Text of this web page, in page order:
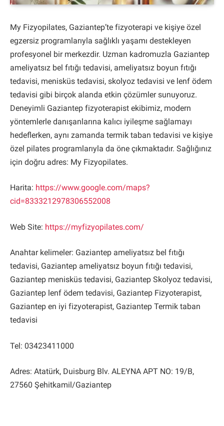
My Fizyopilates, Gaziantep’te fizyoterapi ve kişiye özel
egzersiz programlarıyla sağlıklı yaşamı destekleyen
profesyonel bir merkezdir. Uzman kadromuzla Gaziantep
ameliyatsız bel fıtığı tedavisi, ameliyatsız boyun fıtığı
tedavisi, menisküs tedavisi, skolyoz tedavisi ve lenf ödem
tedavisi gibi birçok alanda etkin çözümler sunuyoruz.
Deneyimli Gaziantep fizyoterapist ekibimiz, modern
yöntemlerle danışanlarına kalıcı iyileşme sağlamayı
hedeflerken, aynı zamanda termik taban tedavisi ve kişiye
özel pilates programlarıyla da öne çıkmaktadır. Sağlığınız
için doğru adres: My Fizyopilates.
Harita: https://www.google.com/maps?
cid=8333212978306552008
Web Site: https://myfizyopilates.com/
Anahtar kelimeler: Gaziantep ameliyatsız bel fıtığı
tedavisi, Gaziantep ameliyatsız boyun fıtığı tedavisi,
Gaziantep menisküs tedavisi, Gaziantep Skolyoz tedavisi,
Gaziantep lenf ödem tedavisi, Gaziantep Fizyoterapist,
Gaziantep en iyi fizyoterapist, Gaziantep Termik taban
tedavisi
Tel: 03423411000
Adres: Atatürk, Duisburg Blv. ALEYNA APT NO: 19/B,
27560 Şehitkamil/Gaziantep